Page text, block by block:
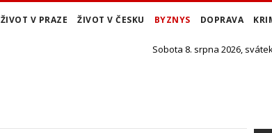
ŽIVOT V PRAZE ŽIVOT V ČESKU BYZNYS DOPRAVA
Sobota 8. srpna 2026,